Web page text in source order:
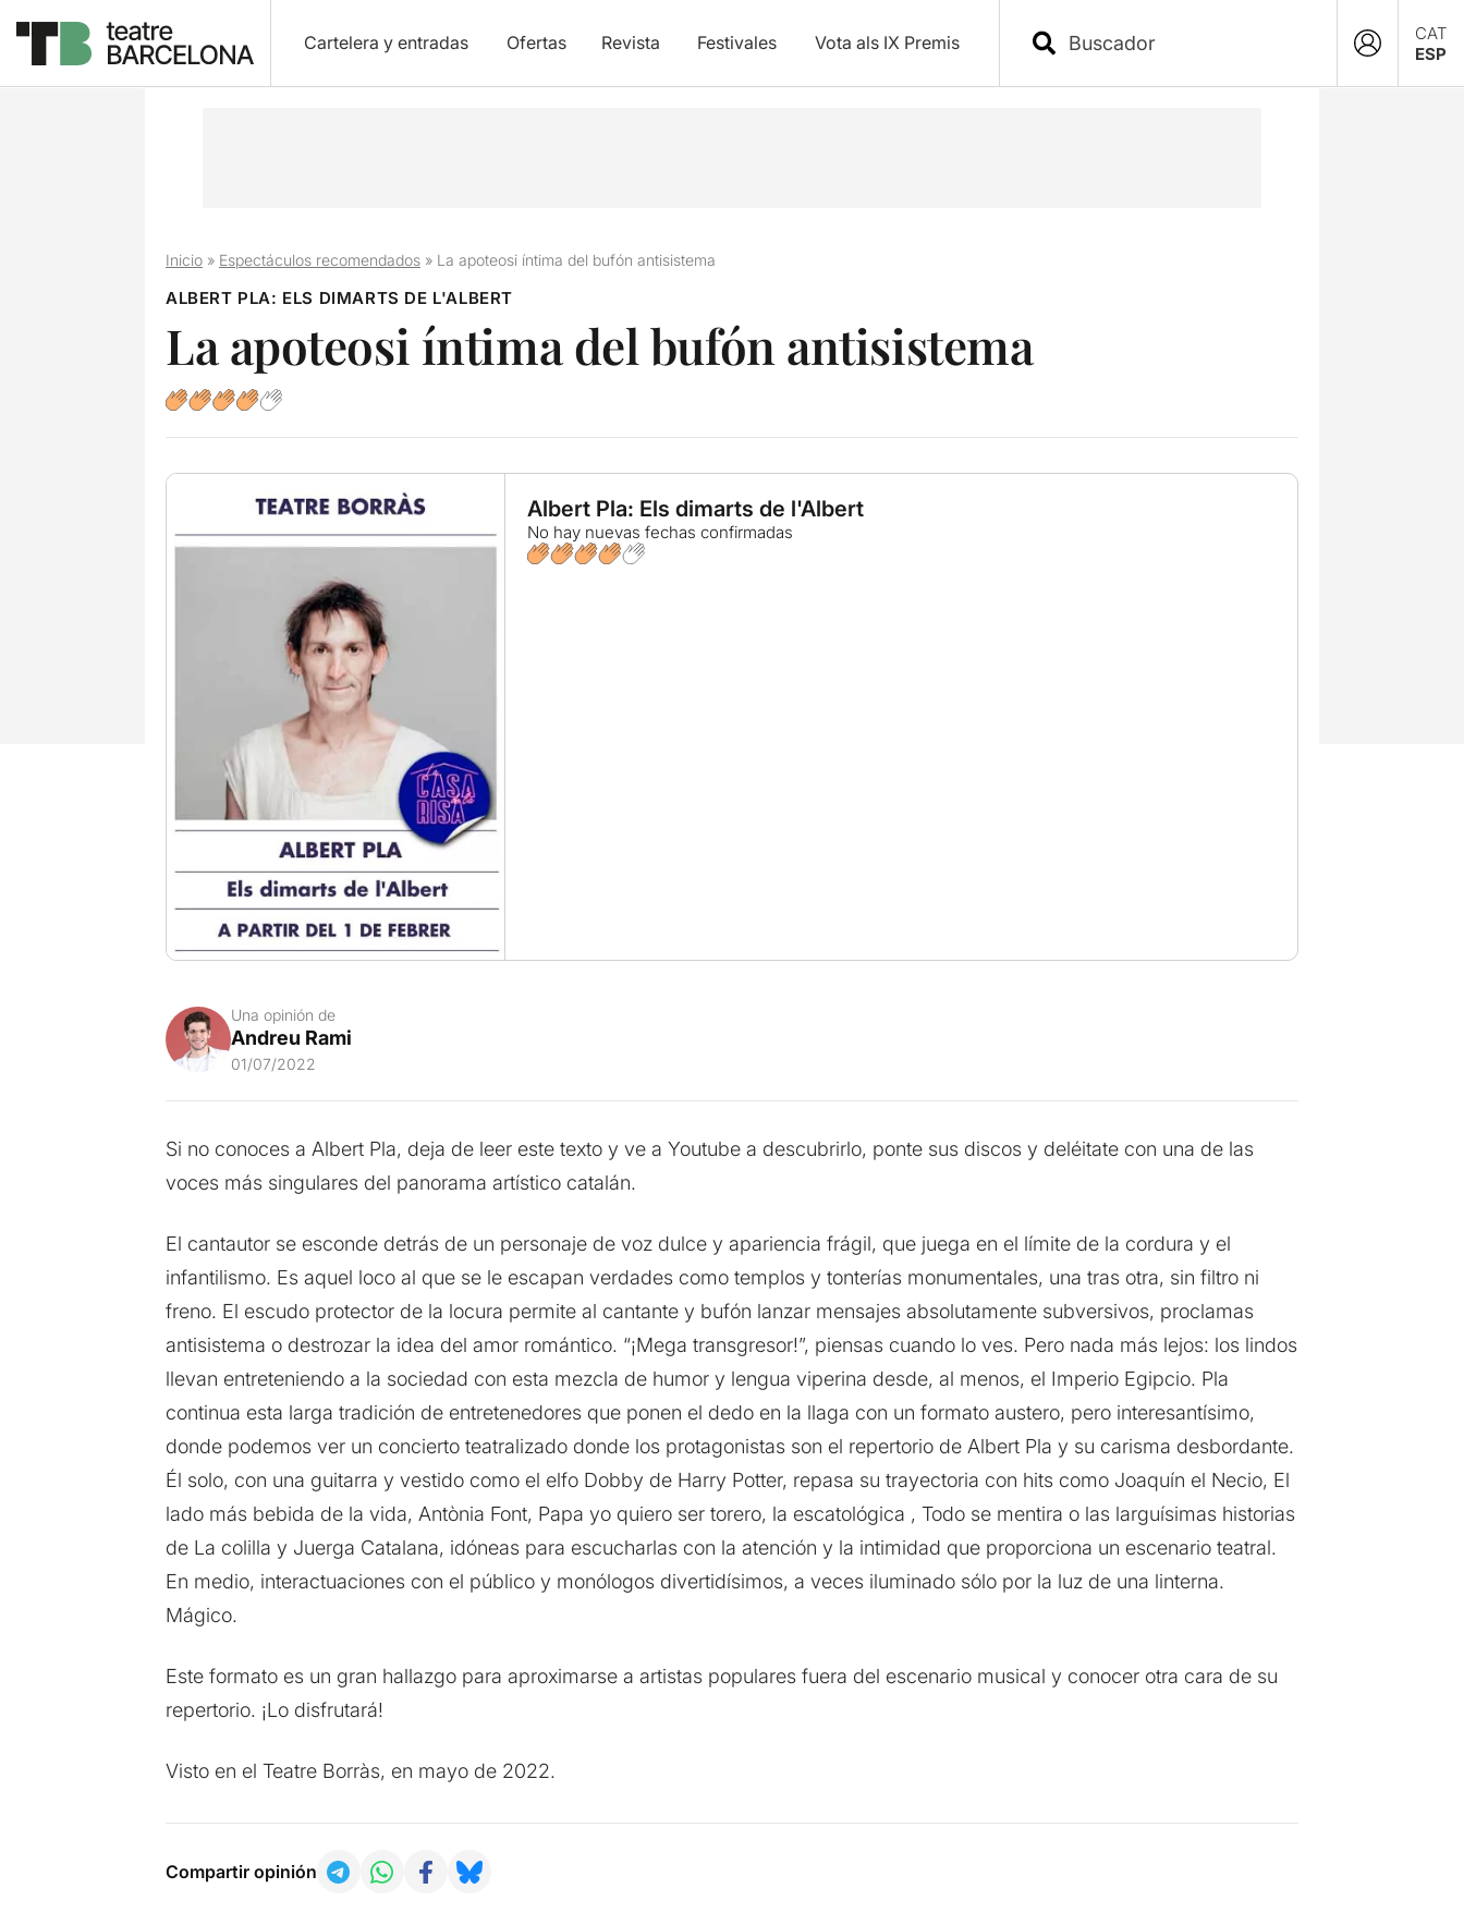
Cartelera y entradas Ofertas Revista Festivales Vota als IX Premis
CAT
ESP
Inicio» Espectáculos recomendados» La apoteosi íntima del bufón antisistema
ALBERT PLA: ELS DIMARTS DE L'ALBERT
La apoteosi íntima del bufón antisistema
Albert Pla: Els dimarts de l'Albert
No hay nuevas fechas confirmadas
Una opinión de
Andreu Rami
01/07/2022
Si no conoces a Albert Pla, deja de leer este texto y ve a Youtube a descubrirlo, ponte sus discos y deléitate con una de las
voces más singulares del panorama artístico catalán.
El cantautor se esconde detrás de un personaje de voz dulce y apariencia frágil, que juega en el límite de la cordura y el
infantilismo. Es aquel loco al que se le escapan verdades como templos y tonterías monumentales, una tras otra, sin filtro ni
freno. El escudo protector de la locura permite al cantante y bufón lanzar mensajes absolutamente subversivos, proclamas
antisistema o destrozar la idea del amor romántico. “¡Mega transgresor!”, piensas cuando lo ves. Pero nada más lejos: los lindos
llevan entreteniendo a la sociedad con esta mezcla de humor y lengua viperina desde, al menos, el Imperio Egipcio. Pla
continua esta larga tradición de entretenedores que ponen el dedo en la llaga con un formato austero, pero interesantísimo,
donde podemos ver un concierto teatralizado donde los protagonistas son el repertorio de Albert Pla y su carisma desbordante.
Él solo, con una guitarra y vestido como el elfo Dobby de Harry Potter, repasa su trayectoria con hits como Joaquín el Necio, El
lado más bebida de la vida, Antònia Font, Papa yo quiero ser torero, la escatológica , Todo se mentira o las larguísimas historias
de La colilla y Juerga Catalana, idóneas para escucharlas con la atención y la intimidad que proporciona un escenario teatral.
En medio, interactuaciones con el público y monólogos divertidísimos, a veces iluminado sólo por la luz de una linterna.
Mágico.
Este formato es un gran hallazgo para aproximarse a artistas populares fuera del escenario musical y conocer otra cara de su
repertorio. ¡Lo disfrutará!
Visto en el Teatre Borràs, en mayo de 2022.
Compartir opinión